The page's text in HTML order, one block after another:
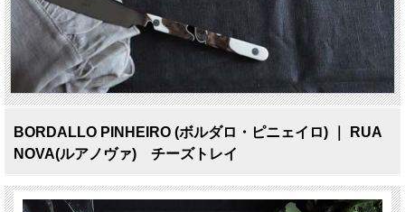
BORDALLO PINHEIRO (ボルダロ・ピニェイロ) ｜ RUA
NOVA(ルアノヴァ) チーズトレイ